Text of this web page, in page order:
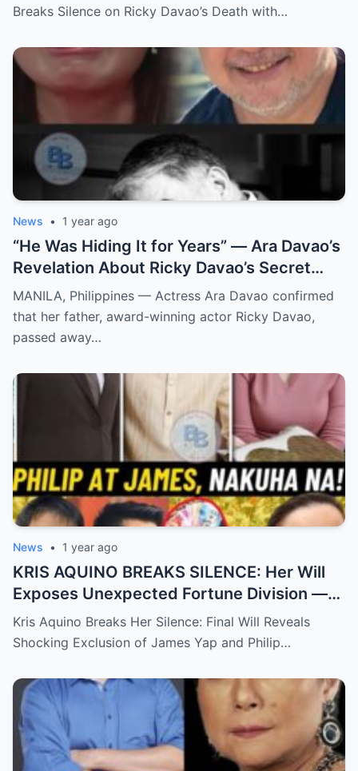
Breaks Silence on Ricky Davao’s Death with…
News • 1 year ago
“He Was Hiding It for Years” — Ara Davao’s
Revelation About Ricky Davao’s Secret
Illness Before Death Leaves Everyone
Speechless
MANILA, Philippines — Actress Ara Davao confirmed
that her father, award-winning actor Ricky Davao,
passed away…
News • 1 year ago
KRIS AQUINO BREAKS SILENCE: Her Will
Exposes Unexpected Fortune Division —
What She Left for Ex-Lovers James Yap
and Philip Salvador Leaves the Public
Kris Aquino Breaks Her Silence: Final Will Reveals
Shocking Exclusion of James Yap and Philip…